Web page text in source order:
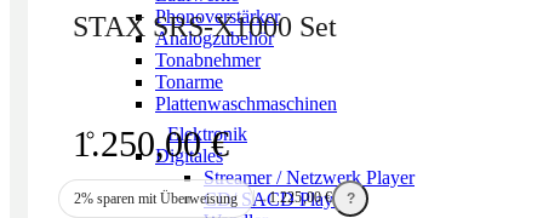
Phonoverstärker
Analogzubehör
Tonabnehmer
Tonarme
Plattenwaschmaschinen
Elektronik
Digitales
Streamer / Netzwerk Player
CD/ SACD Player
STAX SRS-X1000 Set
1.250,00€
2% sparen mit Überweisung →1.225,00€ ?